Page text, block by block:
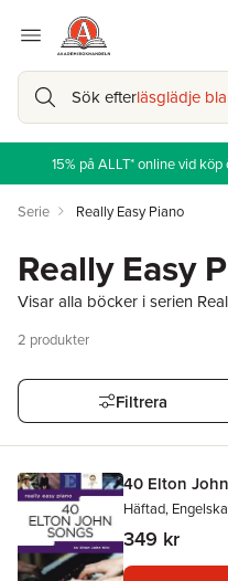
Sök efterläsglädje
15% på ALLT* online vid
Serie Really Easy Piano
Really Easy
Visar alla böcker i serien
2 produkter
Filtrera
40 Elton
Häftad,
349 kr